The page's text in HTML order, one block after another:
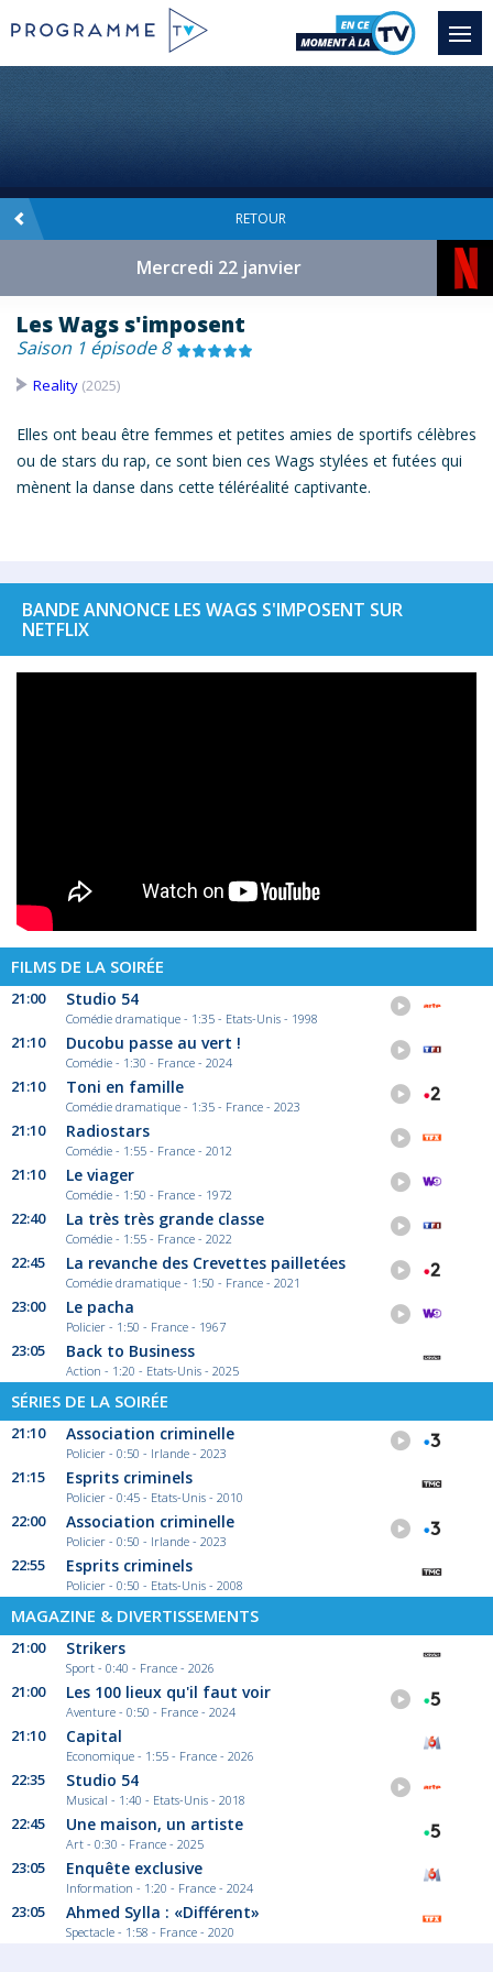
RETOUR
Mercredi 22 janvier
Les Wags s'imposent
Saison 1 épisode 8
Reality (2025)
Elles ont beau être femmes et petites amies de sportifs célèbres
ou de stars du rap, ce sont bien ces Wags stylées et futées qui
mènent la danse dans cette téléréalité captivante.
BANDE ANNONCE LES WAGS S'IMPOSENT SUR
NETFLIX
FILMS DE LA SOIRÉE
21:00 Studio 54
Comédie dramatique - 1:35 - Etats-Unis - 1998
21:10 Ducobu passe au vert !
Comédie - 1:30 - France - 2024
21:10 Toni en famille
Comédie dramatique - 1:35 - France - 2023
21:10 Radiostars
Comédie - 1:55 - France - 2012
21:10 Le viager
Comédie - 1:50 - France - 1972
22:40 La très très grande classe
Comédie - 1:55 - France - 2022
22:45 La revanche des Crevettes pailletées
Comédie dramatique - 1:50 - France - 2021
23:00 Le pacha
Policier - 1:50 - France - 1967
23:05 Back to Business
Action - 1:20 - Etats-Unis - 2025
SÉRIES DE LA SOIRÉE
21:10 Association criminelle
Policier - 0:50 - Irlande - 2023
21:15 Esprits criminels
Policier - 0:45 - Etats-Unis - 2010
22:00 Association criminelle
Policier - 0:50 - Irlande - 2023
22:55 Esprits criminels
Policier - 0:50 - Etats-Unis - 2008
MAGAZINE & DIVERTISSEMENTS
21:00 Strikers
Sport - 0:40 - France - 2026
21:00 Les 100 lieux qu'il faut voir
Aventure - 0:50 - France - 2024
21:10 Capital
Economique - 1:55 - France - 2026
22:35 Studio 54
Musical - 1:40 - Etats-Unis - 2018
22:45 Une maison, un artiste
Art - 0:30 - France - 2025
23:05 Enquête exclusive
Information - 1:20 - France - 2024
23:05 Ahmed Sylla : «Différent»
Spectacle - 1:58 - France - 2020